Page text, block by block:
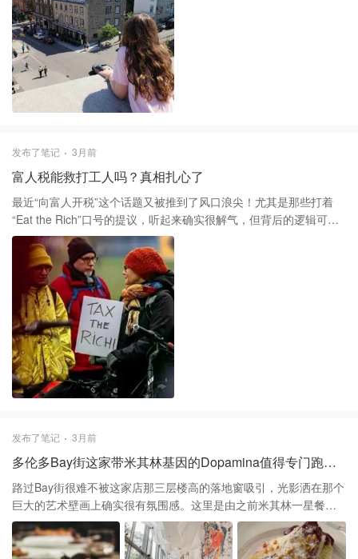
的就是什么时候能看到满眼新绿，说实话，魁北克的“视觉春天”通常
要等到5月中旬以后。4月底到5月初是臭名昭著的“泥浆季”，融雪和
降雨会让未铺设的路面变得泥泞不堪，城市的角落也到处是冬天留
下的残雪盐和垃圾。 这时候出门，一双防水性能好的靴子比任何大
牌球鞋都更有安全感，也能保护你的浅色裤脚不被毁掉。 关于衣柜
管理，我个人的建议是至少在5月24日维多利亚日之前，都不要彻底
收起轻薄款的羽绒服或防风外套。这里的春天从来不是线性升温
过15度是常态。如果你计划在接下来的长周末去山区远足，那里的
体感温度往往比市区还要低5度以上，保暖依旧是第一优先级。
发布了笔记 3月前
富人税能救打工人吗？真相扎心了
最近“向富人开税”这个话题又被推到了风口浪尖！尤其是那些打着
“Eat the Rich”口号的提议，听起来确实很解气，但背后的逻辑可能
没那么简单，甚至可能让普通打工人的日子更难过。 那些让人眼花
缭乱的“大饼” 最近有政界大佬提议，要通过收割富人的财富来搞出
一大波福利： ▪️ 开办官方经营的超市，试图以此压低物价。 ▪️ 修建
100万套“公房”，解决大家住不起房的难题。 ▪️ 推行全民基本收入、
免除大学学费。 ▪️ 甚至连公交和地铁也要变成完全免费！ 听上去是
不是特别美好？但重点来了——钱从哪儿来？ 钱还没收上来，富人
可能先跑了 这就涉及到一个很现实的经济规律：人是会根据政策变
动的。 ▪️ 富人“大迁徙”： 历史证明，当初英国把最高税率提高到
50%时，预想能收25亿英镑，结果最后只收到了不到10亿。 ▪️ 资本
撤离： 欧洲曾经有12个国家试过“财富税”，结果其中8个都取消了。
税收更低的地方。 没钱投资，哪来的工作？ 如果这些企业家、工程
师和投资人带着钱跑了，最受伤的其实是普通人。 要知道，目前加
拿大顶层20%的家庭承担了全社会一半以上的税收。如果这些贡献
者减少了，剩下的路桥建设、医疗、养老金缺口谁来补？最终沉重
的税收负担，很可能会落到剩下走不掉的中等收入人群头上。 矛盾
的“既要又要” 最尴尬的逻辑在这里：这些提议一边痛骂富人是社会
问题的根源，一边又极度依赖富人的钱来维持自己的福利方案。一
旦富人“被吃光”或者吓跑了，那些免费的午餐恐怕也就彻底消失了。
发布了笔记 3月前
多伦多Bay街这家带米其林基因的Dopamina值得专门跑一趟吗 🥗
路过Bay街很难不被这家店那三层楼高的落地窗吸引，光影洒在那个
巨大的艺术壁画上确实很有氛围感。这里是由之前米其林一星餐厅
Frilu的主厨坐镇，菜色走的是欧亚融合路线，每一道菜的摆盘都像
是在创作艺术品，视觉张力拉得很满。 那个被刷屏的日式牛奶面包